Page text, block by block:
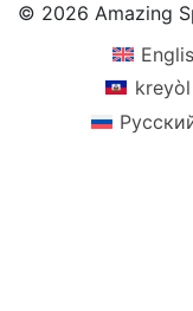
© 2026 Amazing
kreyòl